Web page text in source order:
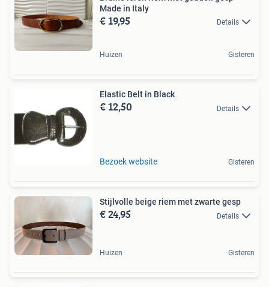
Made in Italy
€ 19,95 Details
Huizen Gisteren
Elastic Belt in Black
€ 12,50 Details
Bezoek website Gisteren
Stijlvolle beige riem met zwarte gesp
€ 24,95 Details
Huizen Gisteren